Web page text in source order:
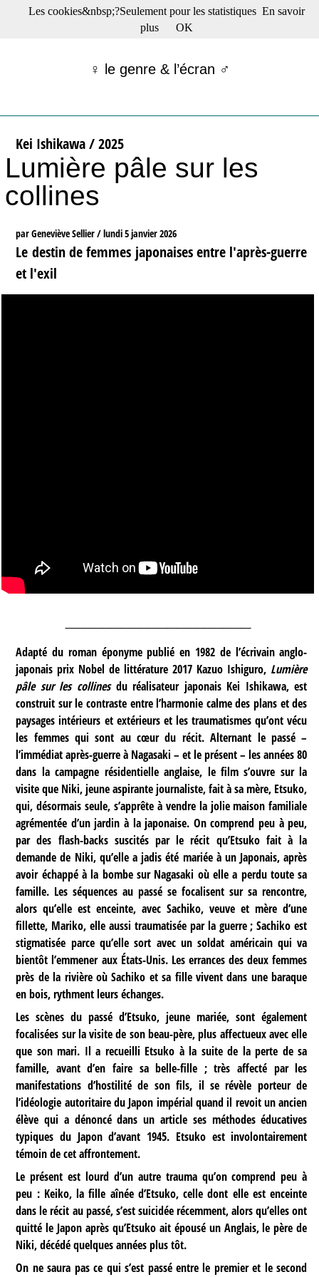
☰ Menu
Films récents
Tribunes
Bloc-notes
Archives
Actu : "La Nouvelle Vague"
♀ le genre & l’écran ♂
Kei Ishikawa / 2025
Lumière pâle sur les
collines
par Geneviève Sellier /lundi 5 janvier 2026
Le destin de femmes japonaises entre l'après-guerre
et l'exil
Adapté du roman éponyme publié en 1982 de l’écrivain anglo-
japonais prix Nobel de littérature 2017 Kazuo Ishiguro, Lumière
pâle sur les collinesdu réalisateur japonais Kei Ishikawa, est
construit sur le contraste entre l’harmonie calme des plans et des
paysages intérieurs et extérieurs et les traumatismes qu’ont vécu
les femmes qui sont au cœur du récit. Alternant le passé –
l’immédiat après-guerre à Nagasaki – et le présent – les années 80
dans la campagne résidentielle anglaise, le film s’ouvre sur la
visite que Niki, jeune aspirante journaliste, fait à sa mère, Etsuko,
qui, désormais seule, s’apprête à vendre la jolie maison familiale
agrémentée d’un jardin à la japonaise. On comprend peu à peu,
par des flash-backs suscités par le récit qu’Etsuko fait à la
demande de Niki, qu’elle a jadis été mariée à un Japonais, après
avoir échappé à la bombe sur Nagasaki où elle a perdu toute sa
famille. Les séquences au passé se focalisent sur sa rencontre,
alors qu’elle est enceinte, avec Sachiko, veuve et mère d’une
fillette, Mariko, elle aussi traumatisée par la guerre ; Sachiko est
stigmatisée parce qu’elle sort avec un soldat américain qui va
bientôt l’emmener aux États-Unis. Les errances des deux femmes
près de la rivière où Sachiko et sa fille vivent dans une baraque
en bois, rythment leurs échanges.
Les scènes du passé d’Etsuko, jeune mariée, sont également
focalisées sur la visite de son beau-père, plus affectueux avec elle
que son mari. Il a recueilli Etsuko à la suite de la perte de sa
famille, avant d’en faire sa belle-fille ; très affecté par les
manifestations d’hostilité de son fils, il se révèle porteur de
l’idéologie autoritaire du Japon impérial quand il revoit un ancien
élève qui a dénoncé dans un article ses méthodes éducatives
typiques du Japon d’avant 1945. Etsuko est involontairement
témoin de cet affrontement.
Le présent est lourd d’un autre trauma qu’on comprend peu à
peu : Keiko, la fille aînée d’Etsuko, celle dont elle est enceinte
dans le récit au passé, s’est suicidée récemment, alors qu’elles ont
quitté le Japon après qu’Etsuko ait épousé un Anglais, le père de
Niki, décédé quelques années plus tôt.
On ne saura pas ce qui s’est passé entre le premier et le second
Les cookies&nbsp;?Seulement pour les statistiques En savoir
plus
OK